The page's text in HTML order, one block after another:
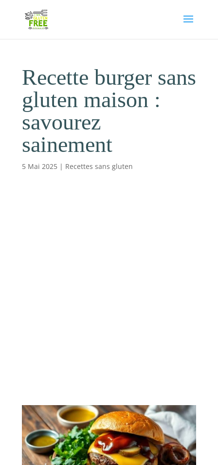
Recette burger sans
gluten maison :
savourez
sainement
5 Mai 2025| Recettes sans gluten